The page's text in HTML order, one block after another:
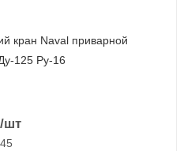
кран Naval приварной
125 Ру-16
/шт